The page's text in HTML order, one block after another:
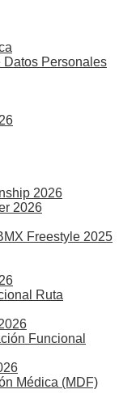
Datos Personales
2026
2026
Freestyle 2025
Ruta
Funcional
Médica (MDF)